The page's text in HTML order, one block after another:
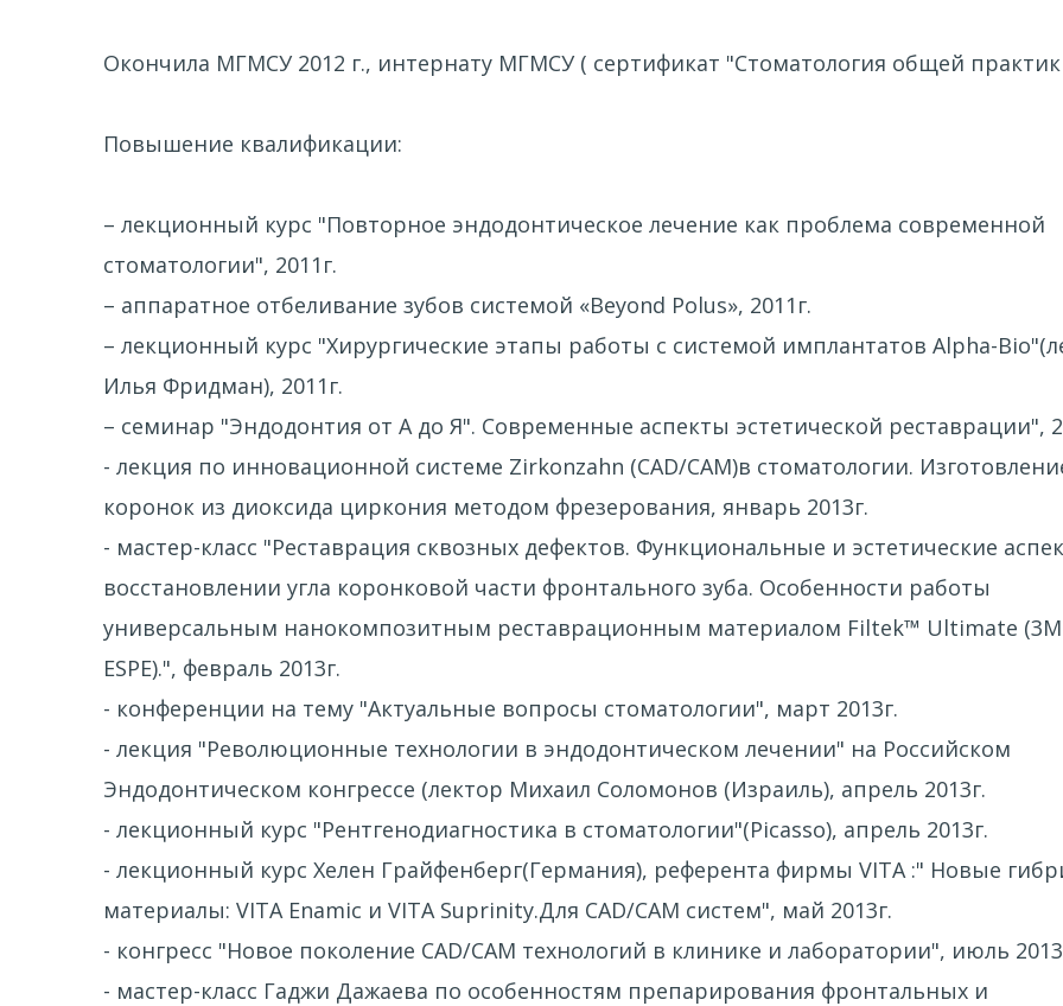
Окончила МГМСУ 2012 г., интернату МГМСУ ( сертификат "Стоматология общей
Повышение квалификации:
– лекционный курс "Повторное эндодонтическое лечение как проблема современной
стоматологии", 2011г.
– аппаратное отбеливание зубов системой «Beyond Polus», 2011г.
– лекционный курс "Хирургические этапы работы с системой имплантатов Alpha-
Илья Фридман), 2011г.
– семинар "Эндодонтия от А до Я". Современные аспекты эстетической реставрации",
- лекция по инновационной системе Zirkonzahn (CAD/CAM)в стоматологии.
коронок из диоксида циркония методом фрезерования, январь 2013г.
- мастер-класс "Реставрация сквозных дефектов. Функциональные и эстетические
восстановлении угла коронковой части фронтального зуба. Особенности работы
универсальным нанокомпозитным реставрационным материалом Filtek™ Ultimate (3M
ESPE).", февраль 2013г.
- конференции на тему "Актуальные вопросы стоматологии", март 2013г.
- лекция "Революционные технологии в эндодонтическом лечении" на Российском
Эндодонтическом конгрессе (лектор Михаил Соломонов (Израиль), апрель 2013г.
- лекционный курс "Рентгенодиагностика в стоматологии"(Picasso), апрель 2013г.
- лекционный курс Хелен Грайфенберг(Германия), референта фирмы VITA :" Новые
материалы: VITA Enamic и VITA Suprinity.Для CAD/CAM систем", май 2013г.
- конгресс "Новое поколение CAD/CAM технологий в клинике и лаборатории", июль
- мастер-класс Гаджи Дажаева по особенностям препарирования фронтальных и